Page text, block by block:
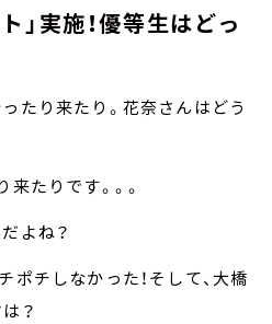
」実施！優等生はどっ
たり来たり。花奈さんはどう
来たりです。。。
よね？
ポチしなかった！そして、大橋
？